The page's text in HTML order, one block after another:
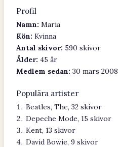
Profil
Namn: Maria
Kön: Kvinna
Antal skivor: 590 skivor
Ålder: 45 år
Medlem sedan: 30 mars 2008
Populära artister
Beatles, The, 32 skivor
Depeche Mode, 15 skivor
Kent, 13 skivor
David Bowie, 9 skivor